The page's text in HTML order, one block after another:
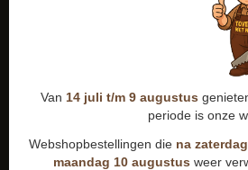
Van 14 juli t/m 9 augustus
periode is onze
Webshopbestellingen die na
maandag 10 augustus weer